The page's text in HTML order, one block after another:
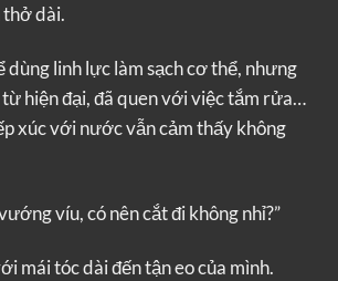
thở dài.
dùng linh lực làm sạch cơ thể, nhưng
hiện đại, đã quen với việc tắm rửa…
xúc với nước vẫn cảm thấy không
víu, có nên cắt đi không nhỉ?”
mái tóc dài đến tận eo của mình.